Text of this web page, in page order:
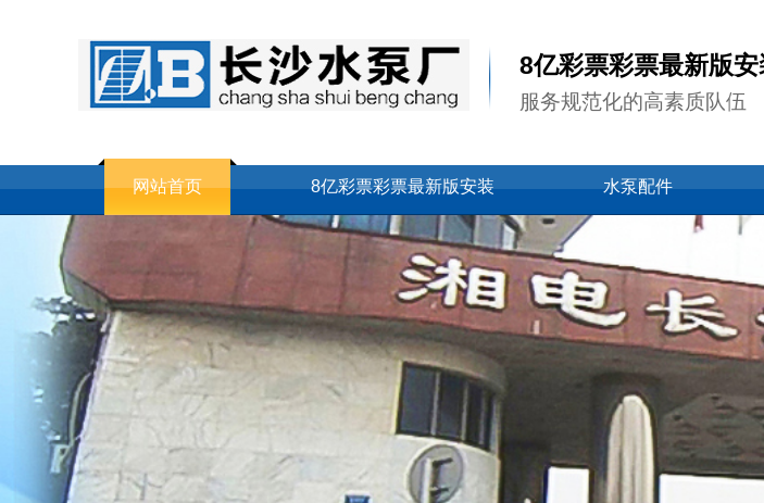
8亿彩票彩票最新版安
服务规范化的高素质队伍
网站首页 8亿彩票彩票最新版安装 水泵配件
联系我们 网站地图